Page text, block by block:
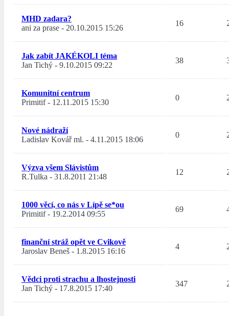
MHD zadara?
ani za prase - 20.10.2015 15:26
16
Jak zabít JAKÉKOLI téma
Jan Tichý - 9.10.2015 09:22
38
Komunitní centrum
Primitif- 12.11.2015 15:30
0
Nové nádraží
Ladislav Kovář ml. - 4.11.2015 18:06
0
Výzva všem Slávistům
R.Tulka - 31.8.2011 21:48
12
1000 věcí, co nás v Lípě se*ou
Primitif- 19.2.2014 09:55
69
finanční stráž opět ve Cvikově
Jaroslav Beneš - 1.8.2015 16:16
4
Vědci proti strachu a lhostejnosti
Jan Tichý - 17.8.2015 17:40
347